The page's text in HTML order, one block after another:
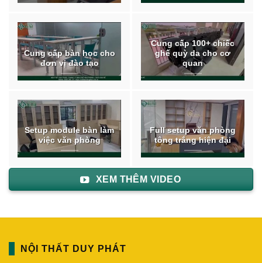
Cung cấp bàn học cho
đơn vị đào tạo
Cung cấp 100+ chiếc
ghế quỳ da cho cơ
quan
Setup module bàn làm
việc văn phòng
Full setup văn phòng
tông trắng hiện đại
XEM THÊM VIDEO
NỘI THẤT DUY PHÁT